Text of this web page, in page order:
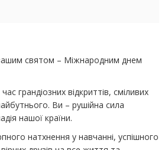
святом – Міжнародним днем
грандіозних відкриттів, сміливих
Ви – рушійна сила
нашої країни.
натхнення у навчанні, успішного